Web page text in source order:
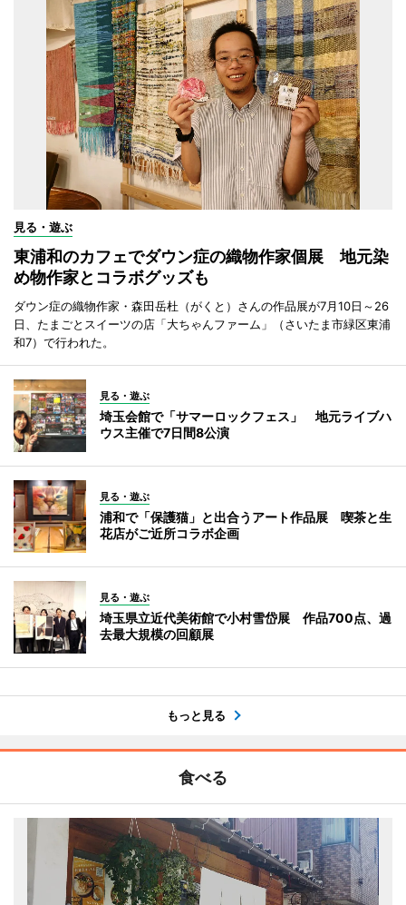
見る・遊ぶ
東浦和のカフェでダウン症の織物作家個展 地元染
め物作家とコラボグッズも
ダウン症の織物作家・森田岳杜（がくと）さんの作品展が7月10日～26
日、たまごとスイーツの店「大ちゃんファーム」（さいたま市緑区東浦
和7）で行われた。
見る・遊ぶ
埼玉会館で「サマーロックフェス」 地元ライブハ
ウス主催で7日間8公演
見る・遊ぶ
浦和で「保護猫」と出合うアート作品展 喫茶と生
花店がご近所コラボ企画
見る・遊ぶ
埼玉県立近代美術館で小村雪岱展 作品700点、過
去最大規模の回顧展
もっと見る
食べる